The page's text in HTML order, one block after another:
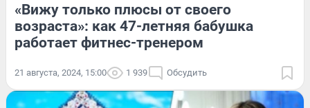
«Вижу только плюсы от своего
возраста»: как 47-летняя бабушка
работает фитнес-тренером
21 августа, 2024, 15:00 1 939 Обсудить